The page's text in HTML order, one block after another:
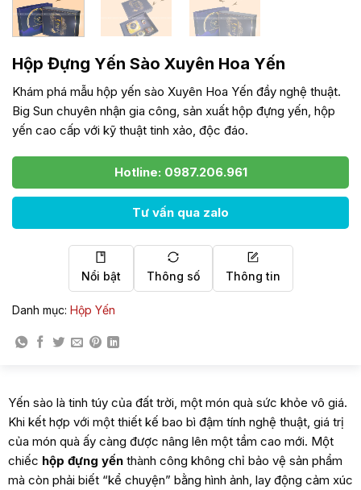
Hộp Đựng Yến Sào Xuyên Hoa Yến
Khám phá mẫu hộp yến sào Xuyên Hoa Yến đầy nghệ thuật.
Big Sun chuyên nhận gia công, sản xuất hộp đựng yến, hộp
yến cao cấp với kỹ thuật tinh xảo, độc đáo.
Hotline: 0987.206.961
Tư vấn qua zalo
Nổi bật Thông số Thông tin
Danh mục: Hộp Yến
Yến sào là tinh túy của đất trời, một món quà sức khỏe vô giá.
Khi kết hợp với một thiết kế bao bì đậm tính nghệ thuật, giá trị
của món quà ấy càng được nâng lên một tầm cao mới. Một
chiếc hộp đựng yếnthành công không chỉ bảo vệ sản phẩm
mà còn phải biết “kể chuyện” bằng hình ảnh, lay động cảm xúc